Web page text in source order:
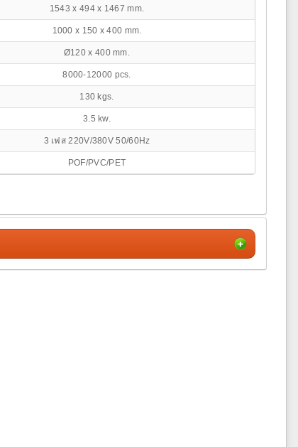
1543 x 494 x 1467 mm.
1000 x 150 x 400 mm.
Ø120 x 400 mm.
8000-12000 pcs.
130 kgs.
3.5 kw.
3 เฟส 220V/380V 50/60Hz
POF/PVC/PET